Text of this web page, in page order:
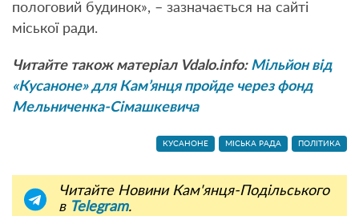
пологовий будинок», – зазначається на сайті
міської ради.
Читайте також матеріал Vdalo.info: Мільйон від
«Кусаноне» для Кам’янця пройде через фонд
Мельниченка-Сімашкевича
КУСАНОНЕ МІСЬКА РАДА ПОЛІТИКА
Читайте Новини Кам'янця-Подільського
в Telegram.